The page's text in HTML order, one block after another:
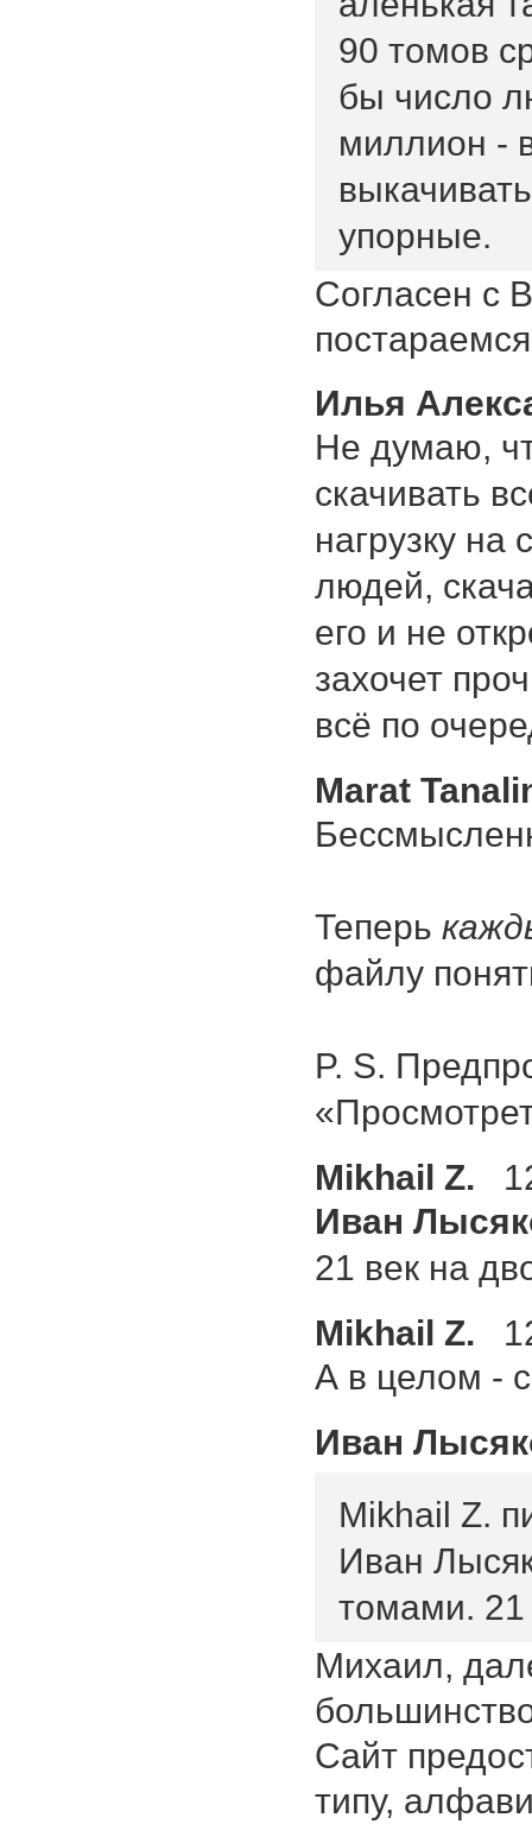
90 томов
бы число
миллион -
упорные.
Согласен с
Илья
Не думаю,
скачивать
нагрузку
людей,
его и не
захочет
всё по
Marat
Теперь
файлу
P. S.
Mikhail Z.
Иван
21 век на
Mikhail Z.
А в целом -
Иван
Mikhail Z.
Иван
томами. 21
Михаил,
Сайт
типу,